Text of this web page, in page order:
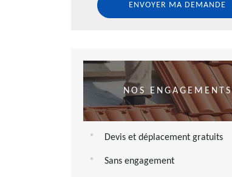
NOS ENGAGEMENTS
Devis et déplacement gratuits
Sans engagement